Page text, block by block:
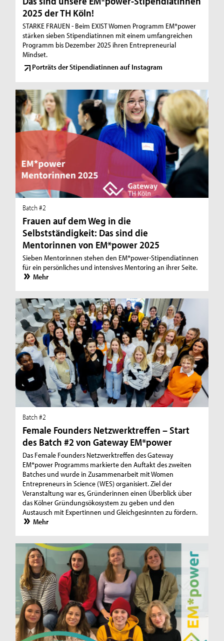
2025 der TH Köln!
STARKE FRAUEN - Beim EXIST Women Programm EM*power
stärken sieben Stipendiatinnen mit einem umfangreichen
Programm bis Dezember 2025 ihren Entrepreneurial
Mindset.
Porträts der Stipendiatinnen auf Instagram
Batch #2
Frauen auf dem Weg in die
Selbstständigkeit: Das sind die
Mentorinnen von EM*power 2025
Sieben Mentorinnen stehen den EM*power-Stipendiatinnen
für ein persönliches und intensives Mentoring an ihrer Seite.
Mehr
Batch #2
Female Founders Netzwerktreffen – Start
des Batch #2 von Gateway EM*power
Das Female Founders Netzwerktreffen des Gateway
EM*power Programms markierte den Auftakt des zweiten
Batches und wurde in Zusammenarbeit mit Women
Entrepreneurs in Science (WES) organisiert. Ziel der
Veranstaltung war es, Gründerinnen einen Überblick über
das Kölner Gründungsökosystem zu geben und den
Austausch mit Expertinnen und Gleichgesinnten zu fördern.
Mehr